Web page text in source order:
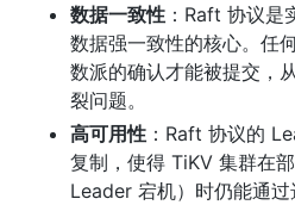
数据一致性 ：Raft 协议是
数据强一致性的核心。任
数派的确认才能被提交，
裂问题。
高可用性 ：Raft 协议的
复制，使得 TiKV 集群在
Leader 宕机）时仍能通